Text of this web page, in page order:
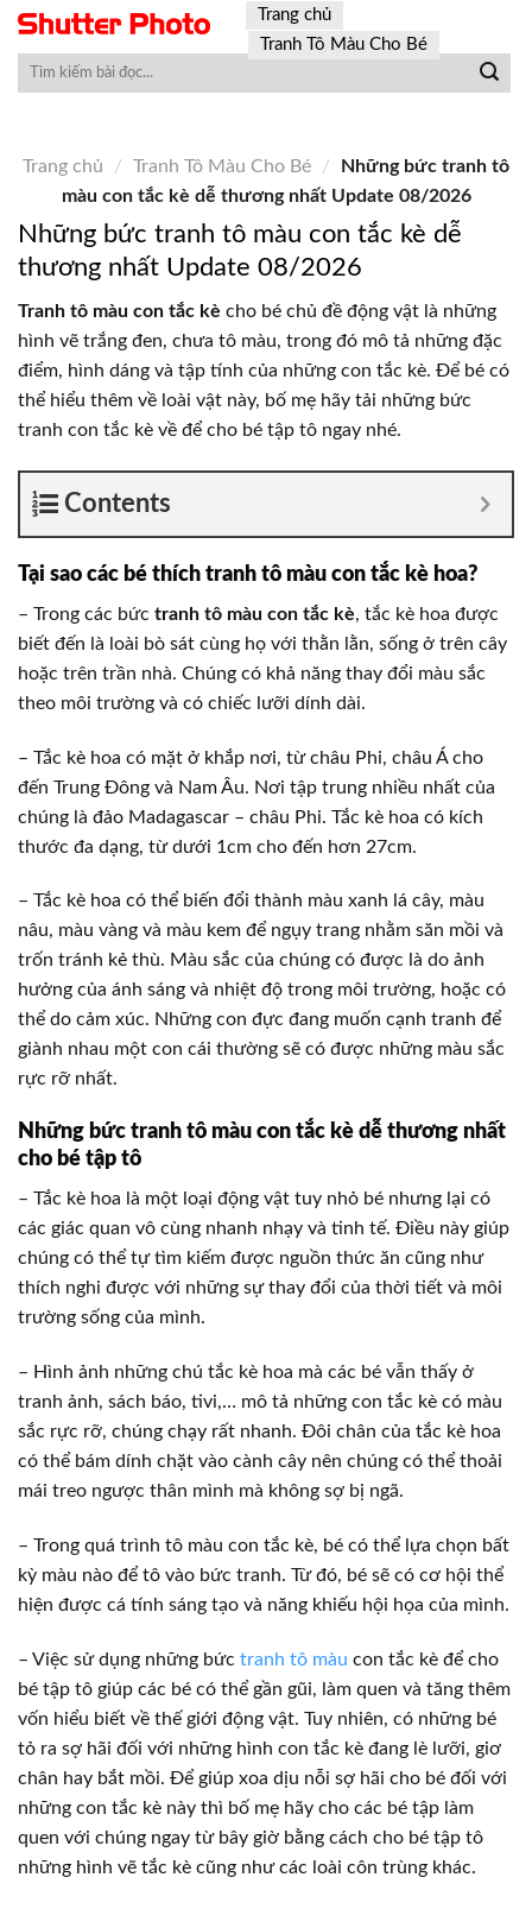
Skip
content
Trang chủ
Tranh Tô Màu Cho Bé
Trang chủ / Tranh Tô Màu Cho Bé /
Những bức tranh tô
màu con tắc kè dễ thương nhất Update 08/2026
Những bức tranh tô màu con tắc kè dễ
thương nhất Update 08/2026
Tranh tô màu con tắc kè cho bé chủ đề động vật là những
hình vẽ trắng đen, chưa tô màu, trong đó mô tả những đặc
điểm, hình dáng và tập tính của những con tắc kè. Để bé có
thể hiểu thêm về loài vật này, bố mẹ hãy tải những bức
tranh con tắc kè về để cho bé tập tô ngay nhé.
Contents
Tại sao các bé thích tranh tô màu con tắc kè hoa?
– Trong các bức tranh tô màu con tắc kè, tắc kè hoa được
biết đến là loài bò sát cùng họ với thằn lằn, sống ở trên cây
hoặc trên trần nhà. Chúng có khả năng thay đổi màu sắc
theo môi trường và có chiếc lưỡi dính dài.
– Tắc kè hoa có mặt ở khắp nơi, từ châu Phi, châu Á cho
đến Trung Đông và Nam Âu. Nơi tập trung nhiều nhất của
chúng là đảo Madagascar – châu Phi. Tắc kè hoa có kích
thước đa dạng, từ dưới 1cm cho đến hơn 27cm.
– Tắc kè hoa có thể biến đổi thành màu xanh lá cây, màu
nâu, màu vàng và màu kem để ngụy trang nhằm săn mồi và
trốn tránh kẻ thù. Màu sắc của chúng có được là do ảnh
hưởng của ánh sáng và nhiệt độ trong môi trường, hoặc có
thể do cảm xúc. Những con đực đang muốn cạnh tranh để
giành nhau một con cái thường sẽ có được những màu sắc
rực rỡ nhất.
Những bức tranh tô màu con tắc kè dễ thương nhất
cho bé tập tô
– Tắc kè hoa là một loại động vật tuy nhỏ bé nhưng lại có
các giác quan vô cùng nhanh nhạy và tinh tế. Điều này giúp
chúng có thể tự tìm kiếm được nguồn thức ăn cũng như
thích nghi được với những sự thay đổi của thời tiết và môi
trường sống của mình.
– Hình ảnh những chú tắc kè hoa mà các bé vẫn thấy ở
tranh ảnh, sách báo, tivi,… mô tả những con tắc kè có màu
sắc rực rỡ, chúng chạy rất nhanh. Đôi chân của tắc kè hoa
có thể bám dính chặt vào cành cây nên chúng có thể thoải
mái treo ngược thân mình mà không sợ bị ngã.
– Trong quá trình tô màu con tắc kè, bé có thể lựa chọn bất
kỳ màu nào để tô vào bức tranh. Từ đó, bé sẽ có cơ hội thể
hiện được cá tính sáng tạo và năng khiếu hội họa của mình.
– Việc sử dụng những bức tranh tô màu con tắc kè để cho
bé tập tô giúp các bé có thể gần gũi, làm quen và tăng thêm
vốn hiểu biết về thế giới động vật. Tuy nhiên, có những bé
tỏ ra sợ hãi đối với những hình con tắc kè đang lè lưỡi, giơ
chân hay bắt mồi. Để giúp xoa dịu nỗi sợ hãi cho bé đối với
những con tắc kè này thì bố mẹ hãy cho các bé tập làm
quen với chúng ngay từ bây giờ bằng cách cho bé tập tô
những hình vẽ tắc kè cũng như các loài côn trùng khác.